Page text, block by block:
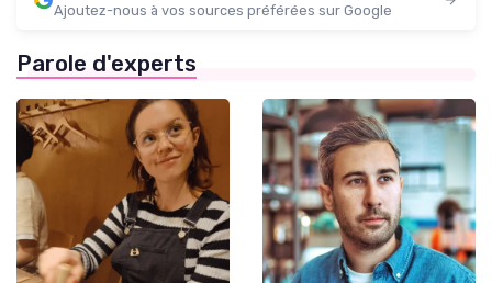
Ajoutez-nous à vos sources préférées sur Google
Parole d'experts